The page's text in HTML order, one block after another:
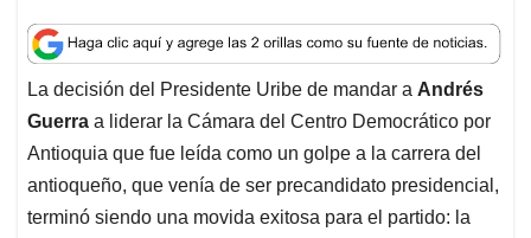
a
t
s
A
p
p
c
e
b
o
o
k
n
k
e
d
I
n
a
i
l
r
e
a
d
s
La decisión del Presidente Uribe de mandar a Andrés
Guerra a liderar la Cámara del Centro Democrático por
Antioquia que fue leída como un golpe a la carrera del
antioqueño, que venía de ser precandidato presidencial,
terminó siendo una movida exitosa para el partido: la